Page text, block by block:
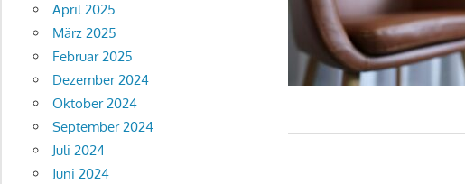
April 2025
März 2025
Februar 2025
Dezember 2024
Oktober 2024
September 2024
Juli 2024
Juni 2024